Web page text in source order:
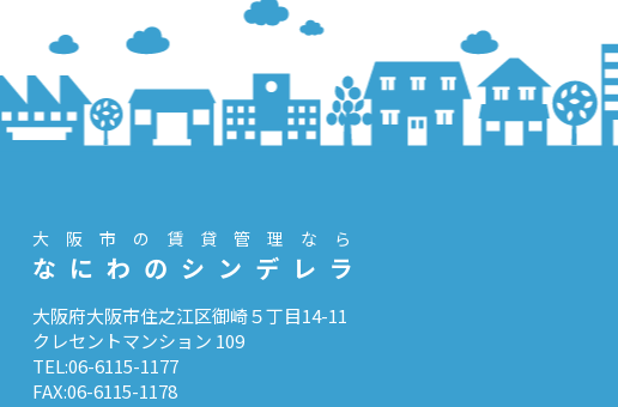
大阪市の賃貸管理なら
なにわのシンデレラ
大阪府大阪市住之江区御崎５丁目14-11
クレセントマンション 109
TEL:06-6115-1177
FAX:06-6115-1178